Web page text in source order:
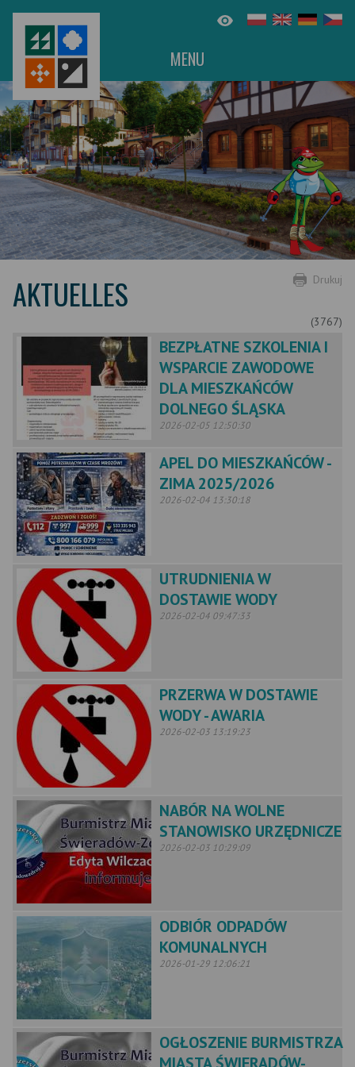
MENU
Drukuj
AKTUELLES
(3767)
BEZPŁATNE SZKOLENIA I
WSPARCIE ZAWODOWE
DLA MIESZKAŃCÓW
DOLNEGO ŚLĄSKA
2026-02-05 12:50:30
APEL DO MIESZKAŃCÓW -
ZIMA 2025/2026
2026-02-04 13:30:18
UTRUDNIENIA W
DOSTAWIE WODY
2026-02-04 09:47:33
PRZERWA W DOSTAWIE
WODY - AWARIA
2026-02-03 13:19:23
NABÓR NA WOLNE
STANOWISKO URZĘDNICZE
2026-02-03 10:29:09
ODBIÓR ODPADÓW
KOMUNALNYCH
2026-01-29 12:06:21
OGŁOSZENIE BURMISTRZA